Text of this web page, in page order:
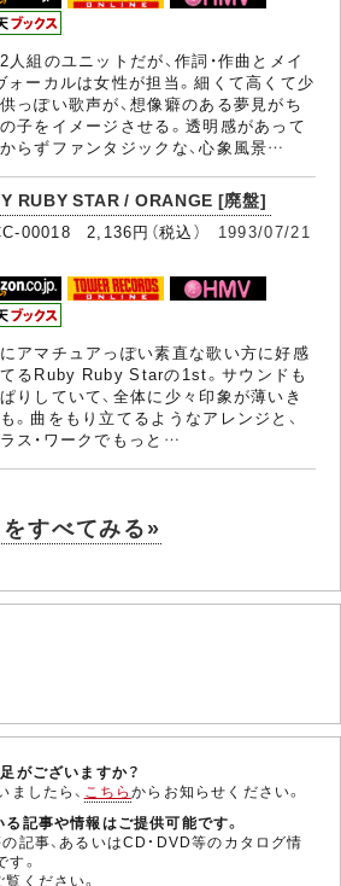
人組のユニットだが、作詞・作曲とメイ
ォーカルは女性が担当。細くて高くて少
っぽい歌声が、想像癖のある夢見がち
子をイメージさせる。透明感があって
らずファンタジックな、心象風景…
RUBY STAR / ORANGE [廃盤]
00018 2,136円（税込） 1993/07/21
アマチュアっぽい素直な歌い方に好感
るRuby Ruby Starの1st。サウンドも
りしていて、全体に少々印象が薄いき
。曲をもり立てるようなアレンジと、
ス・ワークでもっと…
をすべてみる»
がございますか？
ましたら、 こちらからお知らせください。
記事や情報はご提供可能です。
記事、あるいはCD・DVD等のカタログ情
。
覧ください。